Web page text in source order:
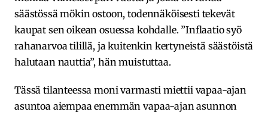
säästössä mökin ostoon, todennäköisesti tekevät
kaupat sen oikean osuessa kohdalle. ”Inflaatio syö
rahanarvoa tilillä, ja kuitenkin kertyneistä säästöistä
halutaan nauttia”, hän muistuttaa.
Tässä tilanteessa moni varmasti miettii vapaa-ajan
asuntoa aiempaa enemmän vapaa-ajan asunnon